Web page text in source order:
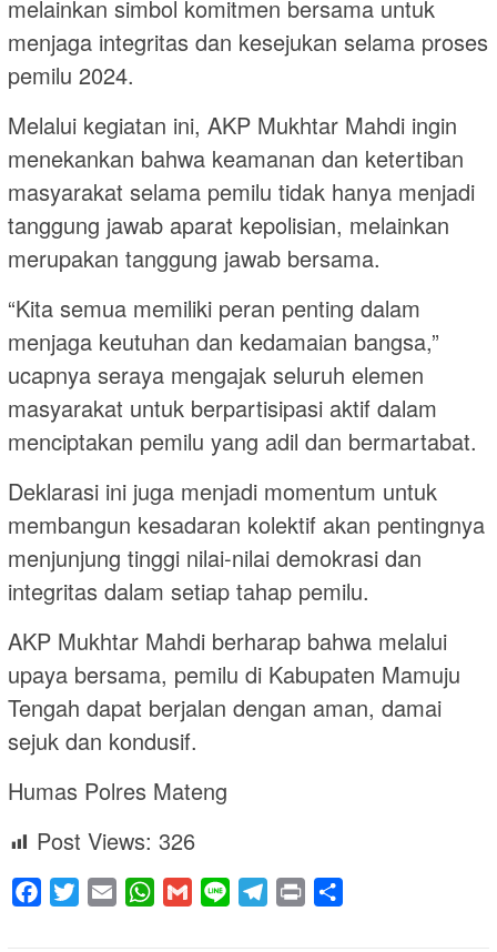
melainkan simbol komitmen bersama untuk
menjaga integritas dan kesejukan selama proses
pemilu 2024.
Melalui kegiatan ini, AKP Mukhtar Mahdi ingin
menekankan bahwa keamanan dan ketertiban
masyarakat selama pemilu tidak hanya menjadi
tanggung jawab aparat kepolisian, melainkan
merupakan tanggung jawab bersama.
“Kita semua memiliki peran penting dalam
menjaga keutuhan dan kedamaian bangsa,”
ucapnya seraya mengajak seluruh elemen
masyarakat untuk berpartisipasi aktif dalam
menciptakan pemilu yang adil dan bermartabat.
Deklarasi ini juga menjadi momentum untuk
membangun kesadaran kolektif akan pentingnya
menjunjung tinggi nilai-nilai demokrasi dan
integritas dalam setiap tahap pemilu.
AKP Mukhtar Mahdi berharap bahwa melalui
upaya bersama, pemilu di Kabupaten Mamuju
Tengah dapat berjalan dengan aman, damai
sejuk dan kondusif.
Humas Polres Mateng
Post Views: 326
Facebook
Twitter Email WhatsApp
Gmail Line Telegram
Print